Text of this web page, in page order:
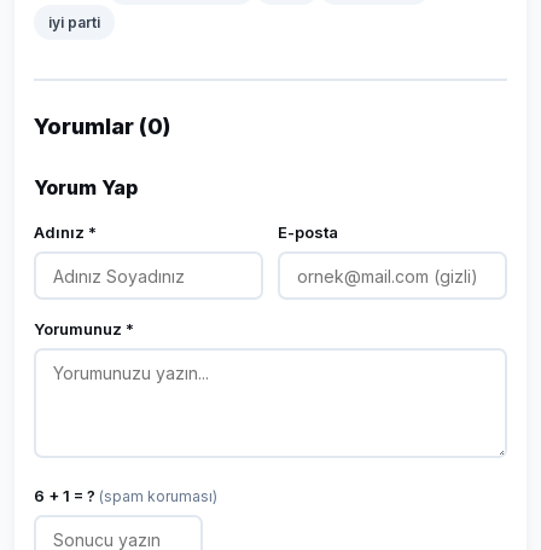
iyi parti
Yorumlar (0)
Yorum Yap
Adınız * E-posta
Yorumunuz *
6 + 1 = ? (spam koruması)